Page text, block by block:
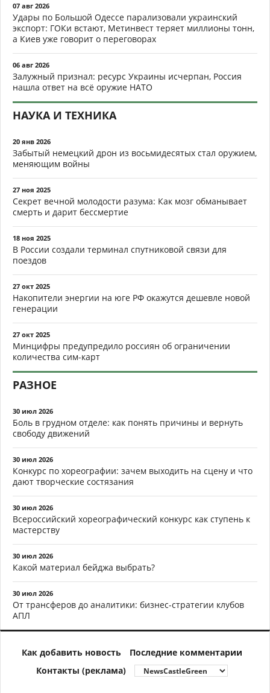
07 авг 2026
Удары по Большой Одессе парализовали украинский
экспорт: ГОКи встают, Метинвест теряет миллионы тонн,
а Киев уже говорит о переговорах
06 авг 2026
Залужный признал: ресурс Украины исчерпан, Россия
нашла ответ на всё оружие НАТО
НАУКА И ТЕХНИКА
20 янв 2026
Забытый немецкий дрон из восьмидесятых стал оружием,
меняющим войны
27 ноя 2025
Секрет вечной молодости разума: Как мозг обманывает
смерть и дарит бессмертие
18 ноя 2025
В России создали терминал спутниковой связи для
поездов
27 окт 2025
Накопители энергии на юге РФ окажутся дешевле новой
генерации
27 окт 2025
Минцифры предупредило россиян об ограничении
количества сим-карт
РАЗНОЕ
30 июл 2026
Боль в грудном отделе: как понять причины и вернуть
свободу движений
30 июл 2026
Конкурс по хореографии: зачем выходить на сцену и что
дают творческие состязания
30 июл 2026
Всероссийский хореографический конкурс как ступень к
мастерству
30 июл 2026
Какой материал бейджа выбрать?
30 июл 2026
От трансферов до аналитики: бизнес-стратегии клубов
АПЛ
Как добавить новость
Последние комментарии
Контакты (реклама)